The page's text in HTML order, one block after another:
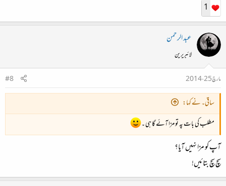
1
عبد الرحمن
لائبریرین
مارچ 25، 2014
#8
ساقی۔ نے کہا:
مطلب کی بات پہ تو مزا آئے گا ہی ۔
آپ کو مزا نہیں آیا؟
سچ سچ بتائیں!